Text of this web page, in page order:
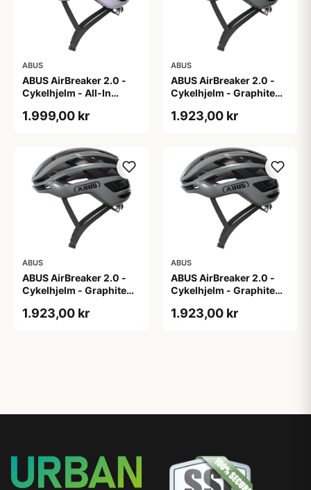
ABUS
ABUS AirBreaker 2.0 -
Cykelhjelm - All-In
1.999,00 kr
ABUS
ABUS AirBreaker 2.0 -
Cykelhjelm - Graphite
1.923,00 kr
ABUS
ABUS AirBreaker 2.0 -
Cykelhjelm - Graphite
1.923,00 kr
ABUS
ABUS AirBreaker 2.0 -
Cykelhjelm - Graphite
1.923,00 kr